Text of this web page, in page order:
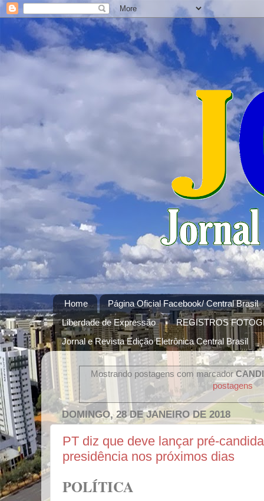
Home
Página Oficial Facebook/ Central Brasil
Liberdade de Expressão
REGISTROS
Jornal e Revista Edição Eletrônica Central Brasil
Mostrando postagens com marcador
postagens
DOMINGO, 28 DE JANEIRO DE 2018
PT diz que deve lançar pré-
presidência nos próximos dias
POLÍTICA